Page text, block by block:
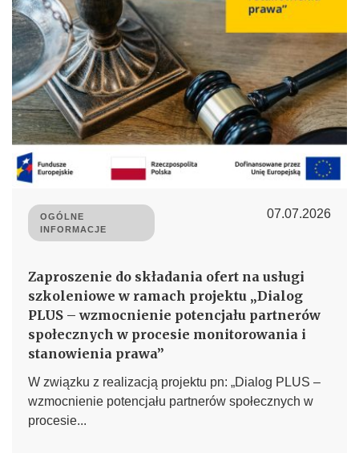
OGÓLNE
INFORMACJE
07.07.2026
Zaproszenie do składania ofert na usługi
szkoleniowe w ramach projektu „Dialog
PLUS – wzmocnienie potencjału partnerów
społecznych w procesie monitorowania i
stanowienia prawa”
W związku z realizacją projektu pn: „Dialog PLUS –
wzmocnienie potencjału partnerów społecznych w
procesie...